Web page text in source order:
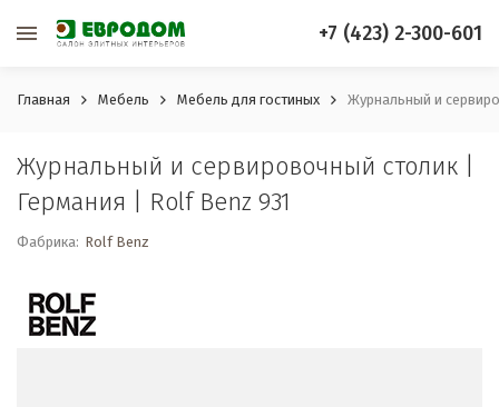
+7 (423) 2-300-601
Главная Мебель Мебель для гостиных Журнальный и
Журнальный и сервировочный столик |
Германия | Rolf Benz 931
Фабрика: Rolf Benz